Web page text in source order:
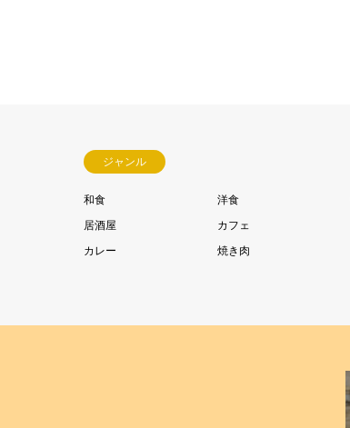
ジャンル
和食 洋食
居酒屋
カフェ
カレー
焼き肉